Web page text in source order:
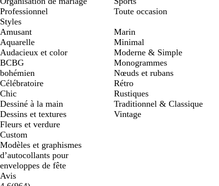
Professionnel
Toute occasion
Styles
Amusant
Aquarelle
Audacieux et color
BCBG
bohémien
Célébratoire
Chic
Dessiné à la main
Dessins et textures
Fleurs et verdure
Marin
Minimal
Moderne & Simple
Monogrammes
Nœuds et rubans
Rétro
Rustiques
Traditionnel & Classique
Vintage
Custom
Modèles et graphismes
d’autocollants pour
enveloppes de fête
Avis